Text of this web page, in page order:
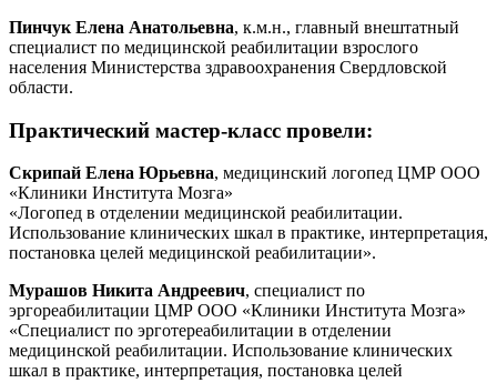
Пинчук Елена Анатольевна, к.м.н., главный внештатный
специалист по медицинской реабилитации взрослого
населения Министерства здравоохранения Свердловской
области.
Практический мастер-класс провели:
Скрипай Елена Юрьевна, медицинский логопед ЦМР ООО
«Клиники Института Мозга»
«Логопед в отделении медицинской реабилитации.
Использование клинических шкал в практике, интерпретация,
постановка целей медицинской реабилитации».
Мурашов Никита Андреевич, специалист по
эргореабилитации ЦМР ООО «Клиники Института Мозга»
«Специалист по эрготереабилитации в отделении
медицинской реабилитации. Использование клинических
шкал в практике, интерпретация, постановка целей